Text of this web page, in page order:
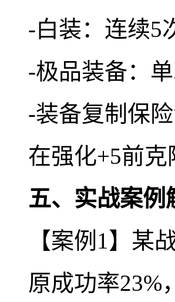
-白装：连续5
-极品装备：
-装备复制保险
在强化+5前
五、实战案例
【案例1】某
原成功率23%